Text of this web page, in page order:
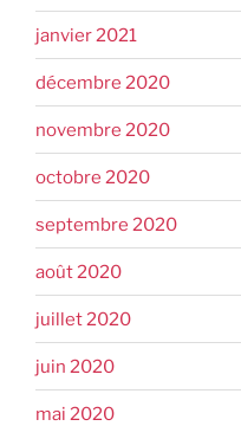
janvier 2021
décembre 2020
novembre 2020
octobre 2020
septembre 2020
août 2020
juillet 2020
juin 2020
mai 2020